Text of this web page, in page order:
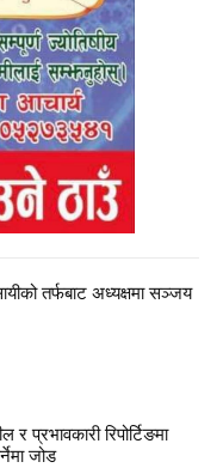
तर्फबाट अध्यक्षमा सञ्जय
प्रभावकारी रिपोर्टिङमा
जोड